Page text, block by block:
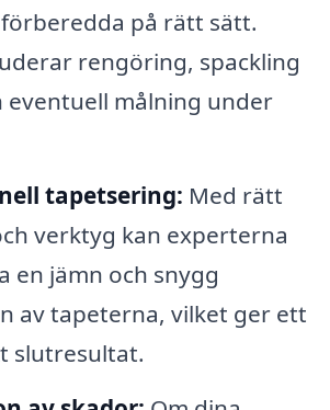
på rätt sätt.
rengöring, spackling
eventuell målning under
tapetsering: Med rätt
verktyg kan experterna
en jämn och snygg
av tapeterna, vilket ger ett
slutresultat.